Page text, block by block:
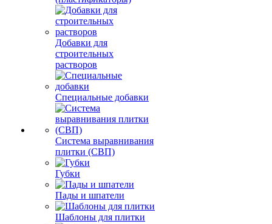
Добавки для
строительных
растворов
Специальные добавки
Система выравнивания
плитки (СВП)
Губки
Пады и шпатели
Шаблоны для плитки